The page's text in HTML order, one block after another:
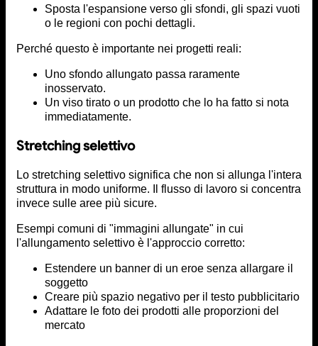
Sposta l'espansione verso gli sfondi, gli spazi vuoti
o le regioni con pochi dettagli.
Perché questo è importante nei progetti reali:
Uno sfondo allungato passa raramente
inosservato.
Un viso tirato o un prodotto che lo ha fatto si nota
immediatamente.
Stretching selettivo
Lo stretching selettivo significa che non si allunga l'intera
struttura in modo uniforme. Il flusso di lavoro si concentra
invece sulle aree più sicure.
Esempi comuni di "immagini allungate" in cui
l'allungamento selettivo è l'approccio corretto:
Estendere un banner di un eroe senza allargare il
soggetto
Creare più spazio negativo per il testo pubblicitario
Adattare le foto dei prodotti alle proporzioni del
mercato